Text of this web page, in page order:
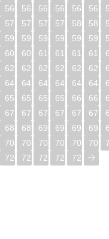
560
561 562 563 564 565
576
577 578 579 580 581
592
593 594 595 596 597
608
609 610 611 612 613
624
625 626 627 628 629
640
641 642 643 644 645
656
657 658 659 660 661
672
673 674 675 676 677
688
689 690 691 692 693
704
705 706 707 708 709
720
721 722 723 724